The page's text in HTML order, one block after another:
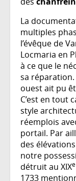
La
multiples
l’évêque de
Locmaria en
à ce que le
sa réparation.
ouest ait pu
C’est en tout
style
réemplois
portail. Par
des
notre
détruit au XIXe
1733